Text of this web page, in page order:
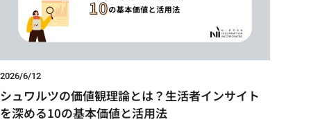
2026/6/12
シュワルツの価値観理論とは？生活者インサイト
を深める10の基本価値と活用法